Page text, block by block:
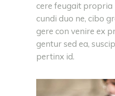
cere feugait propria
cundi duo ne, cibo
gere con venire ex
gentur sed ea,
pertinx id.